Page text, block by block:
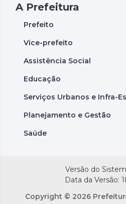
A Prefeitura
Prefeito
Vice-prefeito
Assistência Social
Educação
Serviços Urbanos e Infra-
Planejamento e Gestão
Saúde
Versão do
Data da Versão:
Copyright © 2026